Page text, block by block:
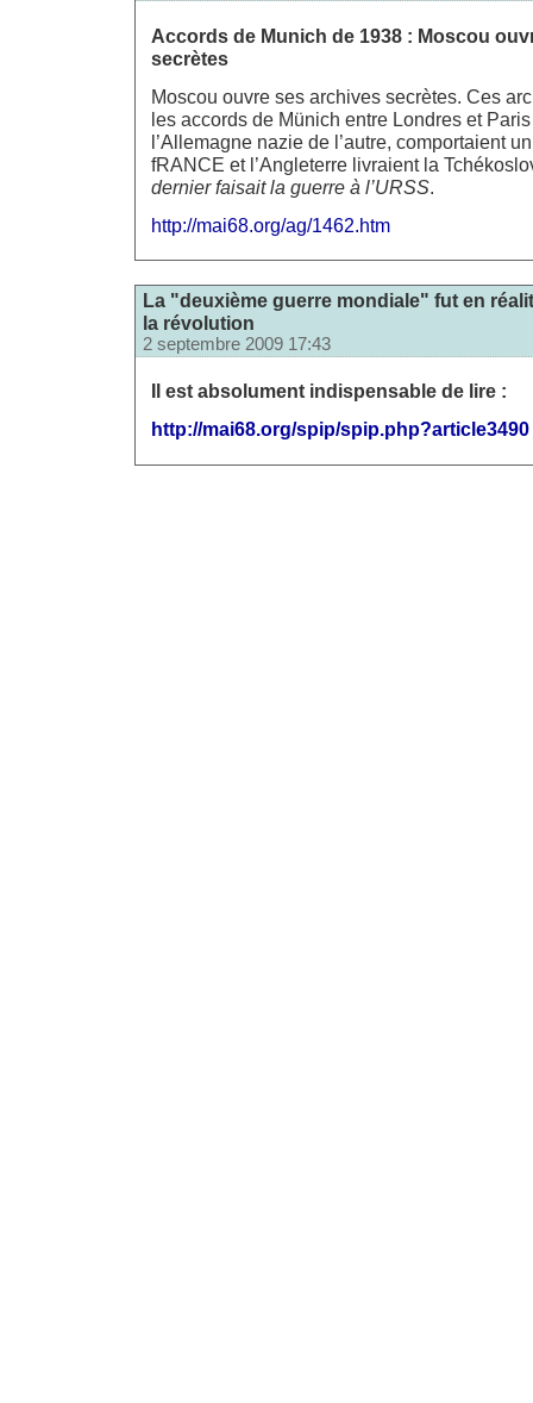
Accords de Munich de 1938 : Moscou
secrètes
Moscou ouvre ses archives secrètes. Ces
les accords de Münich entre Londres et Paris
l’Allemagne nazie de l’autre, comportaient
fRANCE et l’Angleterre livraient la
dernier faisait la guerre à l’URSS
http://mai68.org/ag/1462.htm
La "deuxième guerre mondiale" fut en
la révolution
2 septembre 2009 17:43
Il est absolument indispensable de lire :
http://mai68.org/spip/spip.php?article3490